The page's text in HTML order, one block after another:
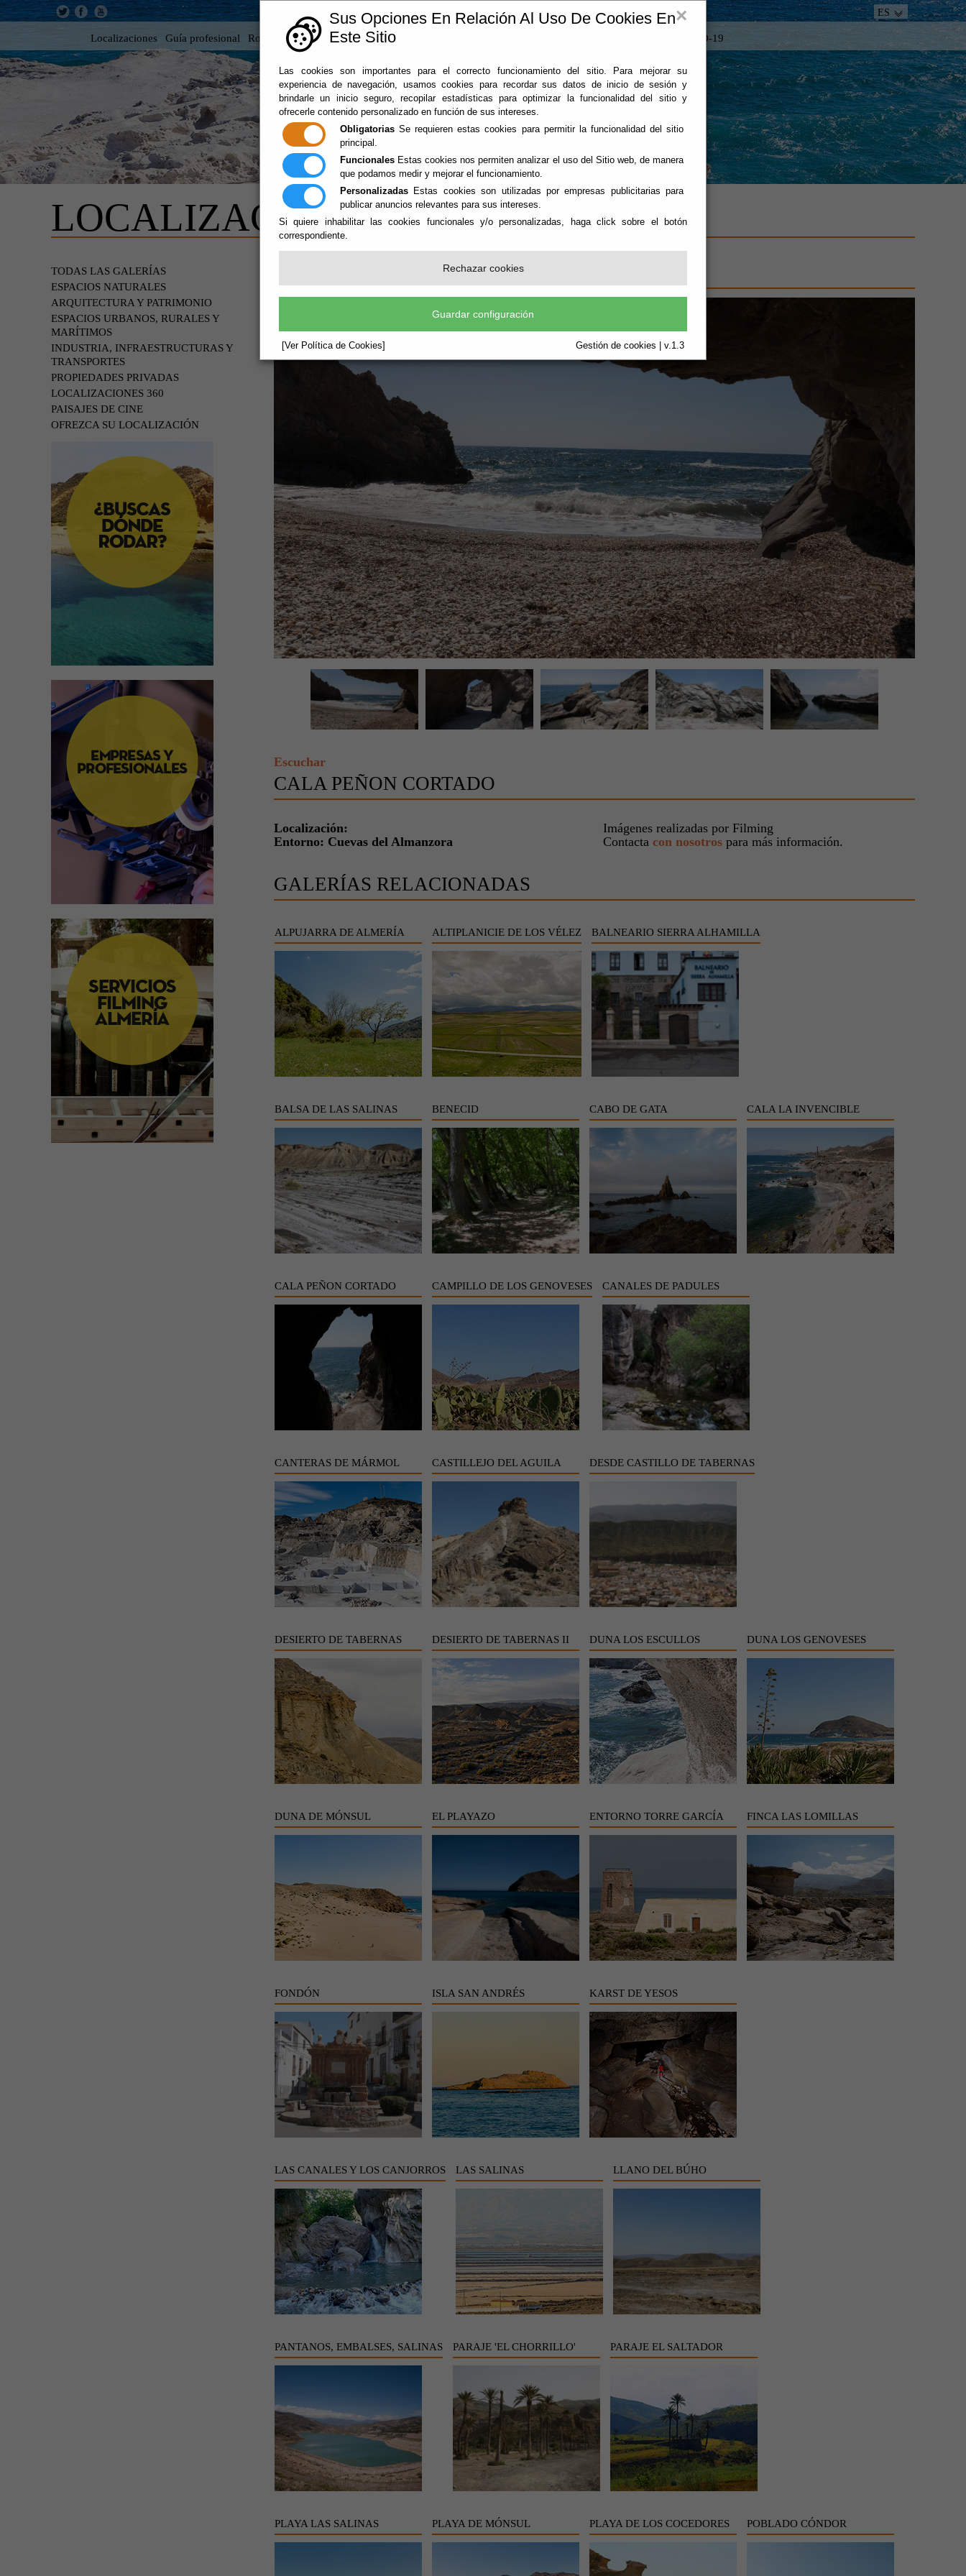
×
Sus Opciones En Relación Al Uso De Cookies En
Este Sitio
Las cookies son importantes para el correcto funcionamiento del sitio. Para mejorar su
experiencia de navegación, usamos cookies para recordar sus datos de inicio de sesión y
brindarle un inicio seguro, recopilar estadísticas para optimizar la funcionalidad del sitio y
ofrecerle contenido personalizado en función de sus intereses.
Obligatorias Se requieren estas cookies para permitir la funcionalidad del sitio
principal.
Funcionales Estas cookies nos permiten analizar el uso del Sitio web, de manera
que podamos medir y mejorar el funcionamiento.
Personalizadas Estas cookies son utilizadas por empresas publicitarias para
publicar anuncios relevantes para sus intereses.
Si quiere inhabilitar las cookies funcionales y/o personalizadas, haga click sobre el botón
correspondiente.
Rechazar cookies
Guardar configuración
[Ver Política de Cookies] Gestión de cookies | v.1.3
ES
Localizaciones Guía profesional Rodar en Almería 360 COVID-19
LOCALIZACIONES
TODAS LAS GALERÍAS
ESPACIOS NATURALES
ARQUITECTURA Y PATRIMONIO
ESPACIOS URBANOS, RURALES Y
MARÍTIMOS
INDUSTRIA, INFRAESTRUCTURAS Y
TRANSPORTES
PROPIEDADES PRIVADAS
LOCALIZACIONES 360
PAISAJES DE CINE
OFREZCA SU LOCALIZACIÓN
PLAYAS - ESPACIOS NATURALES
Escuchar
CALA PEÑON CORTADO
Localización:
Entorno: Cuevas del Almanzora
Imágenes realizadas por Filming
Contacta con nosotrospara más información.
GALERÍAS RELACIONADAS
ALPUJARRA DE ALMERÍA ALTIPLANICIE DE LOS VÉLEZ BALNEARIO SIERRA ALHAMILLA
BALSA DE LAS SALINAS BENECID CABO DE GATA CALA LA INVENCIBLE
CALA PEÑON CORTADO CAMPILLO DE LOS GENOVESES CANALES DE PADULES
CANTERAS DE MÁRMOL CASTILLEJO DEL AGUILA DESDE CASTILLO DE TABERNAS
DESIERTO DE TABERNAS DESIERTO DE TABERNAS II DUNA LOS ESCULLOS DUNA LOS GENOVESES
DUNA DE MÓNSUL EL PLAYAZO ENTORNO TORRE GARCÍA FINCA LAS LOMILLAS
FONDÓN ISLA SAN ANDRÉS KARST DE YESOS
LAS CANALES Y LOS CANJORROS LAS SALINAS LLANO DEL BÚHO
PANTANOS, EMBALSES, SALINAS PARAJE 'EL CHORRILLO' PARAJE EL SALTADOR
PLAYA LAS SALINAS PLAYA DE MÓNSUL PLAYA DE LOS COCEDORES POBLADO CÓNDOR